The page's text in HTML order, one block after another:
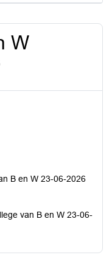
W
B en W 23-06-2026
van B en W 23-06-